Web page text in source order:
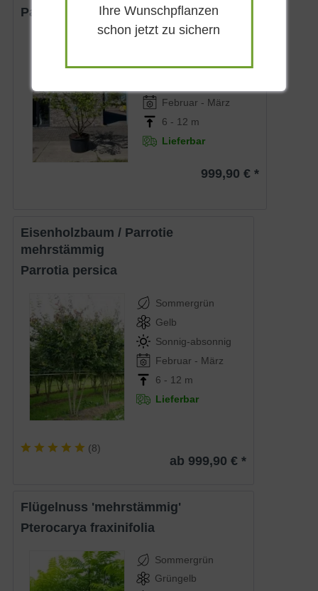
Parrotia persica mehrstämmig (876206)
Gelb
Februar - März
6 - 12 m
Lieferbar
999,90 € *
Eisenholzbaum / Parrotie
mehrstämmig
Parrotia persica
Sommergrün
Gelb
Sonnig-absonnig
Februar - März
6 - 12 m
Lieferbar
(8)
ab 999,90 € *
Flügelnuss 'mehrstämmig'
Pterocarya fraxinifolia
Sommergrün
Grüngelb
Ihre Wunschpflanzen
schon jetzt zu sichern